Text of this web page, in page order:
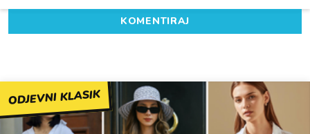
KOMENTIRAJ
ODJEVNI KLASIK